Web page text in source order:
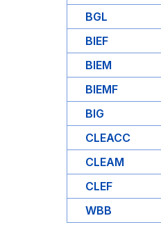
BGL
BIEF
BIEM
BIEMF
BIG
CLEACC
CLEAM
CLEF
WBB